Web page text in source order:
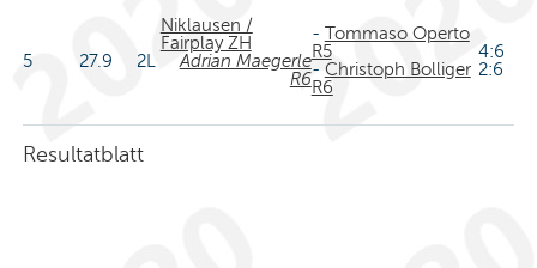
5 27.9 2L
Niklausen /
Fairplay ZH
Adrian Maegerle
R6
- Tommaso Operto
R5
- Christoph Bolliger
R6
4:6
2:6
Resultatblatt